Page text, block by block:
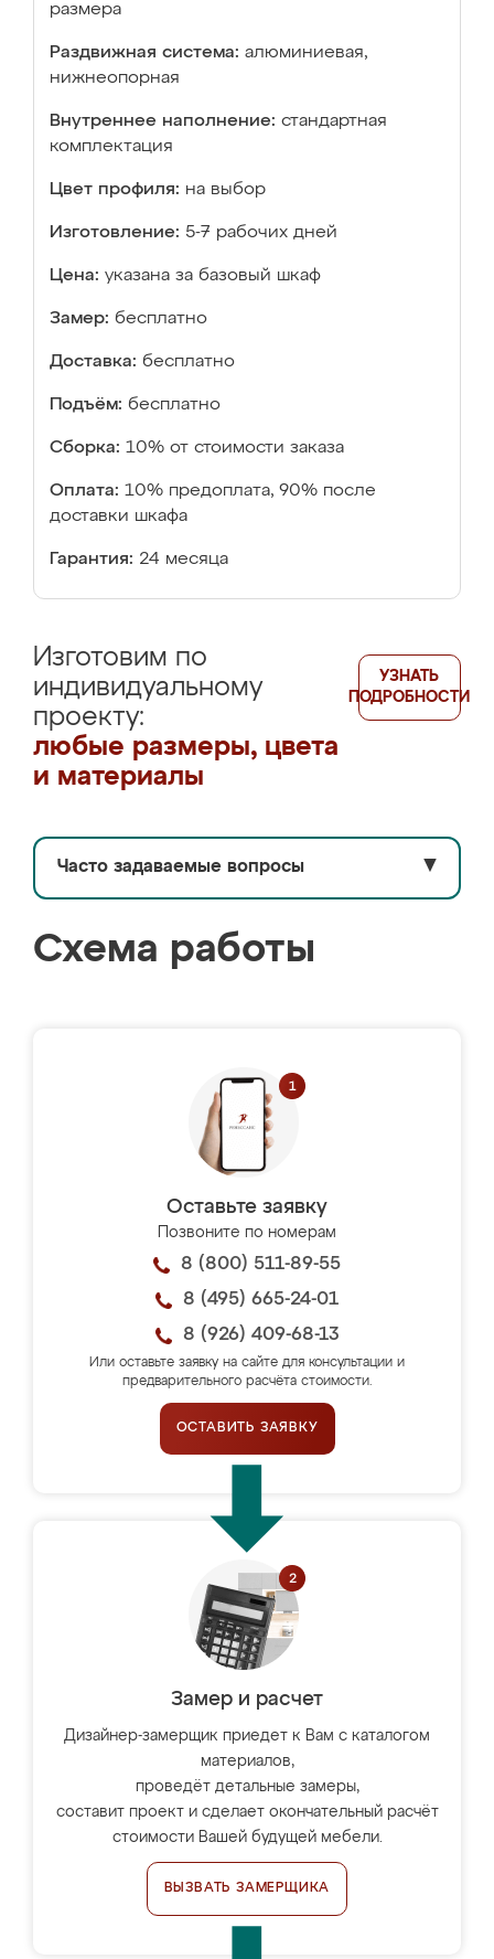
размера
Раздвижная система: алюминиевая,
нижнеопорная
Внутреннее наполнение: стандартная
комплектация
Цвет профиля: на выбор
Изготовление: 5-7 рабочих дней
Цена: указана за базовый шкаф
Замер: бесплатно
Доставка: бесплатно
Подъём: бесплатно
Сборка: 10% от стоимости заказа
Оплата: 10% предоплата, 90% после
доставки шкафа
Гарантия: 24 месяца
Изготовим по
индивидуальному
проекту:
любые размеры, цвета
и материалы
УЗНАТЬ
ПОДРОБНОСТИ
Часто задаваемые вопросы ▼
Схема работы
Оставьте заявку
Позвоните по номерам
8 (800) 511-89-55
8 (495) 665-24-01
8 (926) 409-68-13
Или оставьте заявку на сайте для консультации и
предварительного расчёта стоимости.
ОСТАВИТЬ ЗАЯВКУ
Замер и расчет
Дизайнер-замерщик приедет к Вам с каталогом
материалов,
проведёт детальные замеры,
составит проект и сделает окончательный расчёт
стоимости Вашей будущей мебели.
ВЫЗВАТЬ ЗАМЕРЩИКА